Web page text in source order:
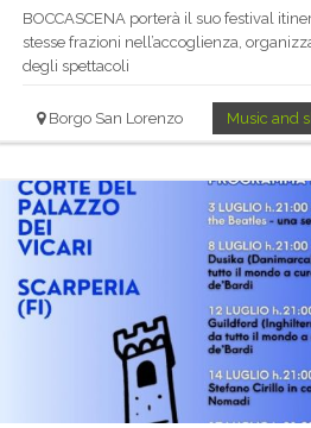
BOCCASCENA porterà il suo festival
stesse frazioni nell’accoglienza,
degli spettacoli
Borgo San Lorenzo Music and